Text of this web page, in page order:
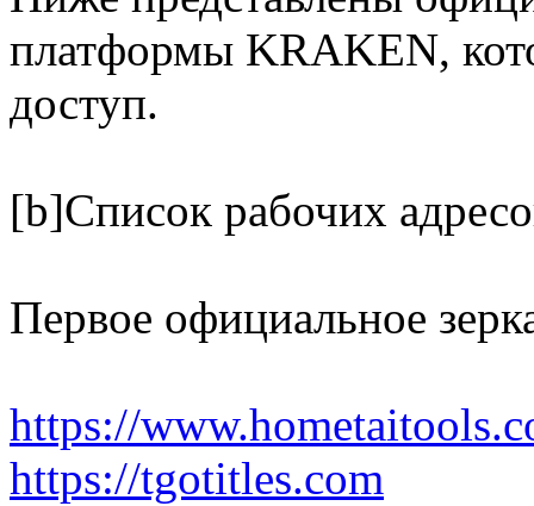
платформы KRAKEN,
доступ.
[b]Список рабочих
Первое официальное
https://
https://tgotitles.com